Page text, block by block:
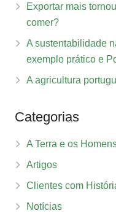
Exportar mais
comer?
A sustentabilidade
exemplo prático e
A agricultura
Categorias
A Terra e os
Artigos
Clientes com
Notícias